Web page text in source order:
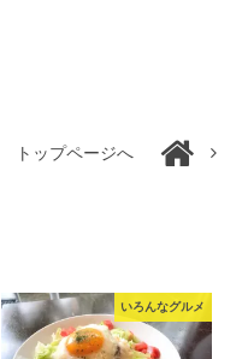
トップページへ
いろんなグルメ